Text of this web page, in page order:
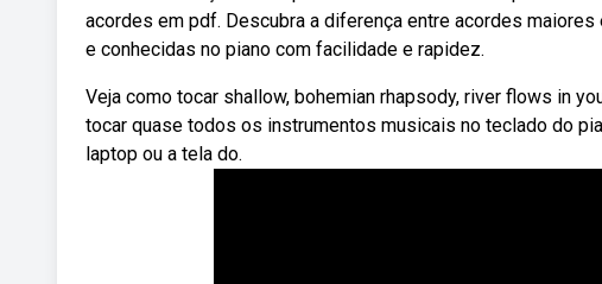
acordes em pdf. Descubra a diferença entre acordes
e conhecidas no piano com facilidade e rapidez.
Veja como tocar shallow, bohemian rhapsody, river flows in
tocar quase todos os instrumentos musicais no teclado do
laptop ou a tela do.